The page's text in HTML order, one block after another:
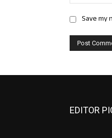
Save my
EDITOR